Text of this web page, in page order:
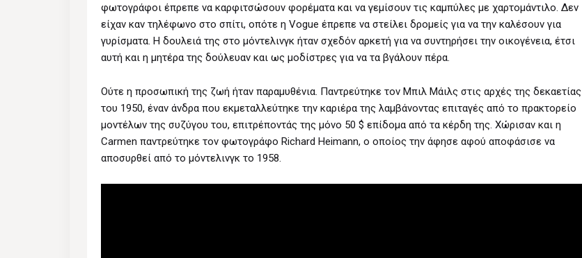
φωτογράφοι έπρεπε να καρφιτσώσουν φορέματα και να γεμίσουν τις καμπύλες με χαρτομάντιλο. Δεν
είχαν καν τηλέφωνο στο σπίτι, οπότε η Vogue έπρεπε να στείλει δρομείς για να την καλέσουν για
γυρίσματα. Η δουλειά της στο μόντελινγκ ήταν σχεδόν αρκετή για να συντηρήσει την οικογένεια, έτσι
αυτή και η μητέρα της δούλευαν και ως μοδίστρες για να τα βγάλουν πέρα.
Ούτε η προσωπική της ζωή ήταν παραμυθένια. Παντρεύτηκε τον Μπιλ Μάιλς στις αρχές της δεκαετίας
του 1950, έναν άνδρα που εκμεταλλεύτηκε την καριέρα της λαμβάνοντας επιταγές από το πρακτορείο
μοντέλων της συζύγου του, επιτρέποντάς της μόνο 50 $ επίδομα από τα κέρδη της. Χώρισαν και η
Carmen παντρεύτηκε τον φωτογράφο Richard Heimann, ο οποίος την άφησε αφού αποφάσισε να
αποσυρθεί από το μόντελινγκ το 1958.